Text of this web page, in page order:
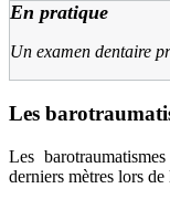
En pratique
Un examen dentaire
Les
Les
derniers mètres lors